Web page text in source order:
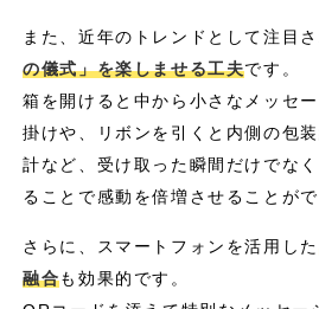
また、近年のトレンドとして注目さ
の儀式」を楽しませる工夫です。
箱を開けると中から小さなメッセ
掛けや、リボンを引くと内側の包
計など、受け取った瞬間だけでな
ることで感動を倍増させることがで
さらに、スマートフォンを活用した
融合も効果的です。